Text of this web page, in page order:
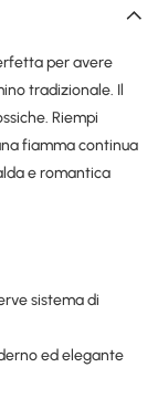
per avere
tradizionale. Il
Riempi
fiamma continua
e romantica
sistema di
ed elegante